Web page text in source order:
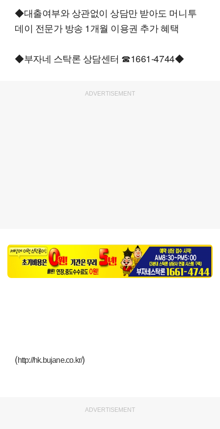
◆대출여부와 상관없이 상담만 받아도 머니투
데이 전문가 방송 1개월 이용권 추가 혜택
◆부자네 스탁론 상담센터 ☎1661-4744◆
ADVERTISEMENT
(http://hk.bujane.co.kr/)
ADVERTISEMENT